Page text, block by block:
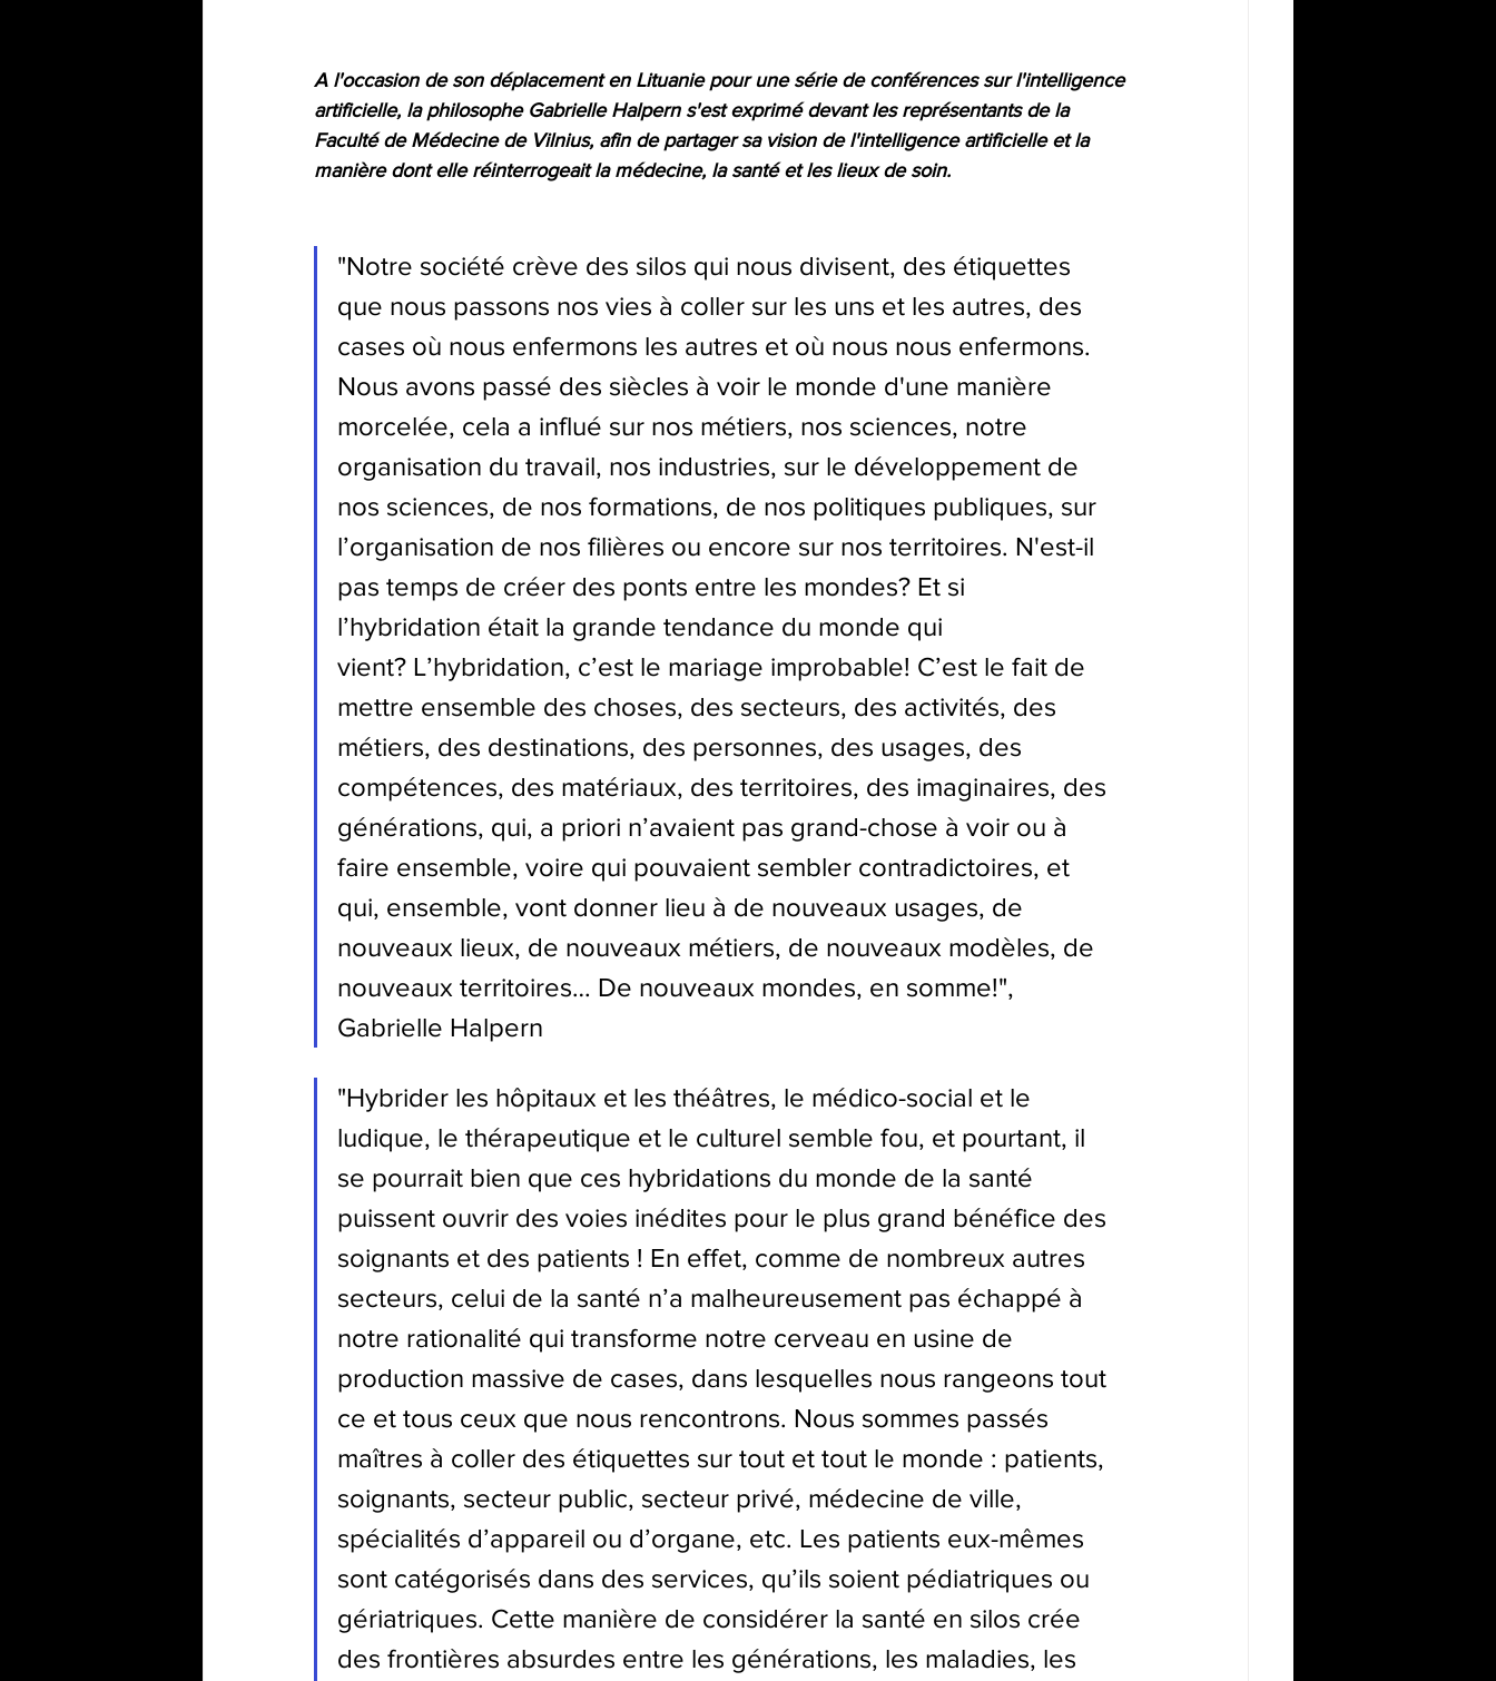
A l'occasion de son déplacement en Lituanie pour une série de conférences sur l'intelligence
artificielle, la philosophe Gabrielle Halpern s'est exprimé devant les représentants de la
Faculté de Médecine de Vilnius, afin de partager sa vision de l'intelligence artificielle et la
manière dont elle réinterrogeait la médecine, la santé et les lieux de soin.
"Notre société crève des silos qui nous divisent, des étiquettes
que nous passons nos vies à coller sur les uns et les autres, des
cases où nous enfermons les autres et où nous nous enfermons.
Nous avons passé des siècles à voir le monde d'une manière
morcelée, cela a influé sur nos métiers, nos sciences, notre
organisation du travail, nos industries, sur le développement de
nos sciences, de nos formations, de nos politiques publiques, sur
l’organisation de nos filières ou encore sur nos territoires. N'est-il
pas temps de créer des ponts entre les mondes? Et si
l’hybridation était la grande tendance du monde qui
vient? L’hybridation, c’est le mariage improbable! C’est le fait de
mettre ensemble des choses, des secteurs, des activités, des
métiers, des destinations, des personnes, des usages, des
compétences, des matériaux, des territoires, des imaginaires, des
générations, qui, a priori n’avaient pas grand-chose à voir ou à
faire ensemble, voire qui pouvaient sembler contradictoires, et
qui, ensemble, vont donner lieu à de nouveaux usages, de
nouveaux lieux, de nouveaux métiers, de nouveaux modèles, de
nouveaux territoires… De nouveaux mondes, en somme!",
Gabrielle Halpern
"Hybrider les hôpitaux et les théâtres, le médico-social et le
ludique, le thérapeutique et le culturel semble fou, et pourtant, il
se pourrait bien que ces hybridations du monde de la santé
puissent ouvrir des voies inédites pour le plus grand bénéfice des
soignants et des patients ! En effet, comme de nombreux autres
secteurs, celui de la santé n’a malheureusement pas échappé à
notre rationalité qui transforme notre cerveau en usine de
production massive de cases, dans lesquelles nous rangeons tout
ce et tous ceux que nous rencontrons. Nous sommes passés
maîtres à coller des étiquettes sur tout et tout le monde : patients,
soignants, secteur public, secteur privé, médecine de ville,
spécialités d’appareil ou d’organe, etc. Les patients eux-mêmes
sont catégorisés dans des services, qu’ils soient pédiatriques ou
gériatriques. Cette manière de considérer la santé en silos crée
des frontières absurdes entre les générations, les maladies, les